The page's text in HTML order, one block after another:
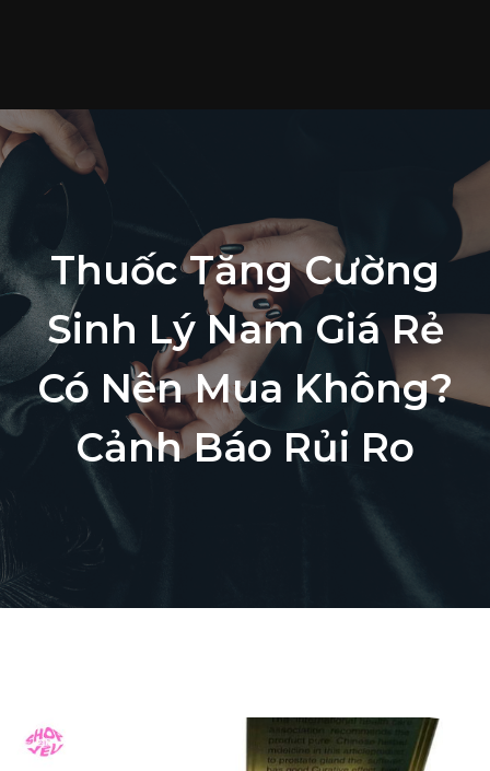
Thuốc Tăng Cường
Sinh Lý Nam Giá Rẻ
Có Nên Mua Không?
Cảnh Báo Rủi Ro